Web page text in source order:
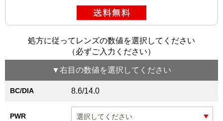
処方に従ってレンズの数値を選択してください
（必ずご入力ください）
▼右目 の数値を選択してください
BC/DIA 8.6/14.0
PWR